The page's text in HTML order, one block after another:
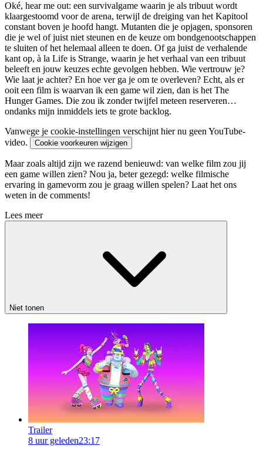
Oké, hear me out: een survivalgame waarin je als tribuut wordt
klaargestoomd voor de arena, terwijl de dreiging van het Kapitool
constant boven je hoofd hangt. Mutanten die je opjagen, sponsoren
die je wel of juist niet steunen en de keuze om bondgenootschappen
te sluiten of het helemaal alleen te doen. Of ga juist de verhalende
kant op, à la Life is Strange, waarin je het verhaal van een tribuut
beleeft en jouw keuzes echte gevolgen hebben. Wie vertrouw je?
Wie laat je achter? En hoe ver ga je om te overleven? Echt, als er
ooit een film is waarvan ik een game wil zien, dan is het The
Hunger Games. Die zou ik zonder twijfel meteen reserveren…
ondanks mijn inmiddels iets te grote backlog.
Vanwege je cookie-instellingen verschijnt hier nu geen YouTube-
video.
Cookie voorkeuren wijzigen
Maar zoals altijd zijn we razend benieuwd: van welke film zou jij
een game willen zien? Nou ja, beter gezegd: welke filmische
ervaring in gamevorm zou je graag willen spelen? Laat het ons
weten in de comments!
Lees meer
Niet tonen
Trailer
8 uur geleden23:17